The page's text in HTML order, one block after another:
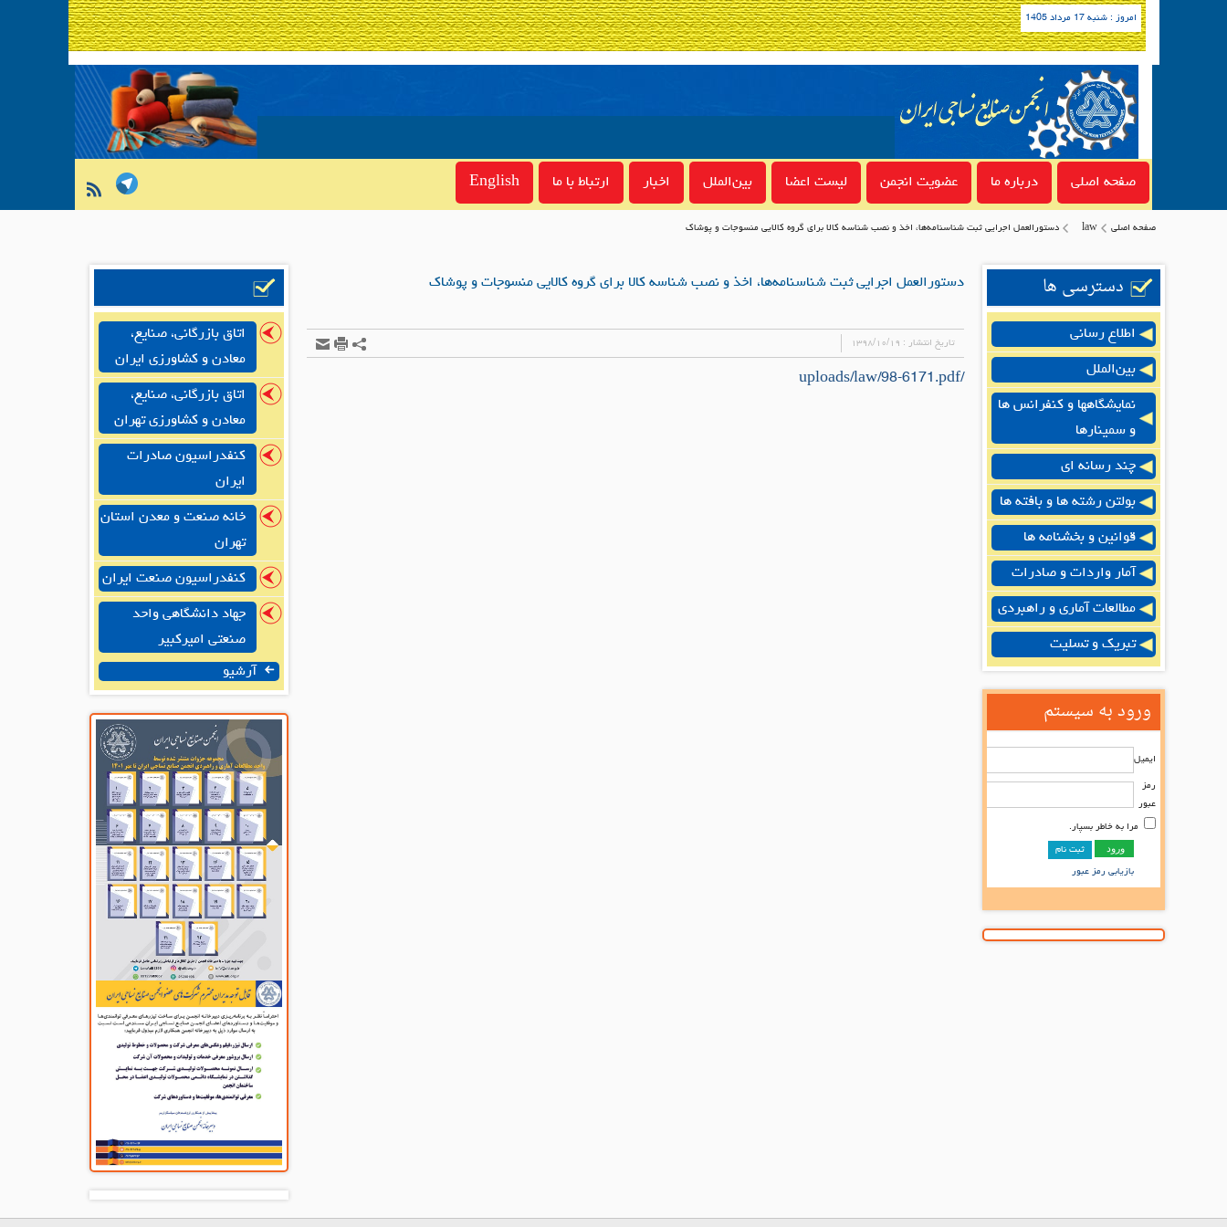
امروز : شنبه 17 مرداد 1405
صفحه اصلی درباره ما عضویت انجمن لیست اعضا بین‌الملل اخبار ارتباط با ما English
صفحه اصلی law دستورالعمل اجرایی ثبت شناسنامه‌ها، اخذ و نصب شناسه کالا برای گروه کالایی منسوجات و پوشاک
دسترسی ها
اطلاع رسانی
بین‌الملل
نمایشگاهها و کنفرانس ها
و سمینارها
چند رسانه ای
بولتن رشته ها و بافته ها
قوانین و بخشنامه ها
آمار واردات و صادرات
مطالعات آماری و راهبردی
تبریک و تسلیت
ورود به سیستم
ایمیل
رمز
عبور
مرا به خاطر بسپار.
ثبت نام
بازیابی رمز عبور
دستورالعمل اجرایی ثبت شناسنامه‌ها، اخذ و نصب شناسه کالا برای گروه کالایی منسوجات و پوشاک
تاریخ انتشار : ۱۳۹۸/۱۰/۱۹
/uploads/law/98-6171.pdf
اتاق بازرگانی، صنایع،
معادن و کشاورزی ایران
اتاق بازرگانی، صنایع،
معادن و کشاورزی تهران
کنفدراسیون صادرات
ایران
خانه صنعت و معدن استان
تهران
کنفدراسیون صنعت ایران
جهاد دانشگاهی واحد
صنعتی امیرکبیر
آرشیو